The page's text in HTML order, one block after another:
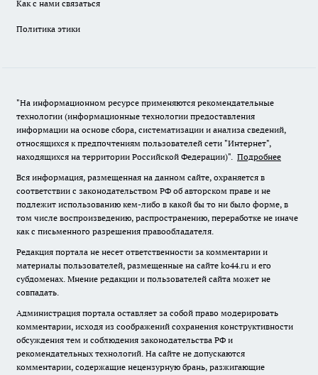
Как с нами связаться
Политика этики
"На информационном ресурсе применяются рекомендательные
технологии (информационные технологии предоставления
информации на основе сбора, систематизации и анализа сведений,
относящихся к предпочтениям пользователей сети "Интернет",
находящихся на территории Российской Федерации)". Подробнее
Вся информация, размещенная на данном сайте, охраняется в
соответствии с законодательством РФ об авторском праве и не
подлежит использованию кем-либо в какой бы то ни было форме, в
том числе воспроизведению, распространению, переработке не иначе
как с письменного разрешения правообладателя.
Редакция портала не несет ответственности за комментарии и
материалы пользователей, размещенные на сайте ko44.ru и его
субдоменах. Мнение редакции и пользователей сайта может не
совпадать.
Администрация портала оставляет за собой право модерировать
комментарии, исходя из соображений сохранения конструктивности
обсуждения тем и соблюдения законодательства РФ и
рекомендательных технологий. На сайте не допускаются
комментарии, содержащие нецензурную брань, разжигающие